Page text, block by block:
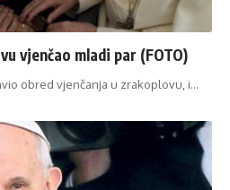
vjenčao mladi par (FOTO)
obred vjenčanja u zrakoplovu, i…